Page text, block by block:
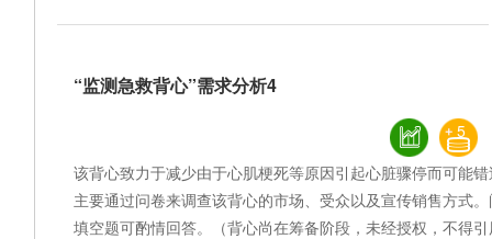
“监测急救背心”需求分析4
5
该背心致力于减少由于心肌梗死等原因引起心脏骤停而可能
主要通过问卷来调查该背心的市场、受众以及宣传销售方式
填空题可酌情回答。（背心尚在筹备阶段，未经授权，不得